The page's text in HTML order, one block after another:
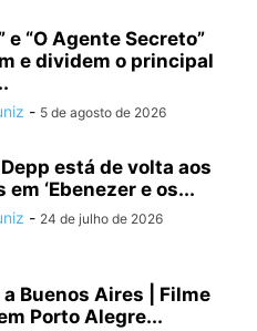
e “O Agente Secreto”
e dividem o principal
- 5 de agosto de 2026
está de volta aos
em ‘Ebenezer e os...
- 24 de julho de 2026
a Buenos Aires | Filme
Porto Alegre...